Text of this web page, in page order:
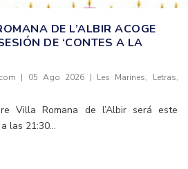
DE L’ALBIR ACOGE
DE ‘CONTES A LA
| 05 Ago 2026 | Les Marines, Letras,
Villa Romana de l’Albir será este
las 21:30...